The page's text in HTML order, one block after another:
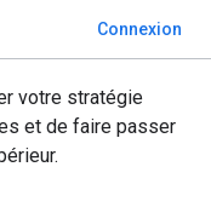
Connexion
votre stratégie
et de faire passer